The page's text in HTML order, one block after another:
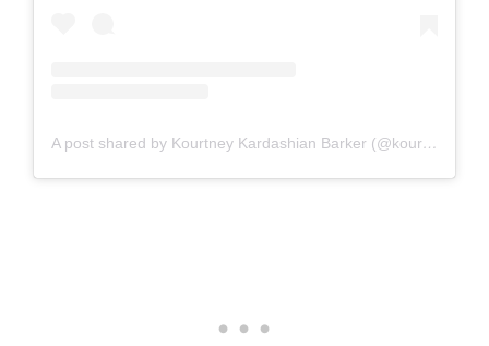
A post shared by Kourtney Kardashian Barker (@kourtneykardash)